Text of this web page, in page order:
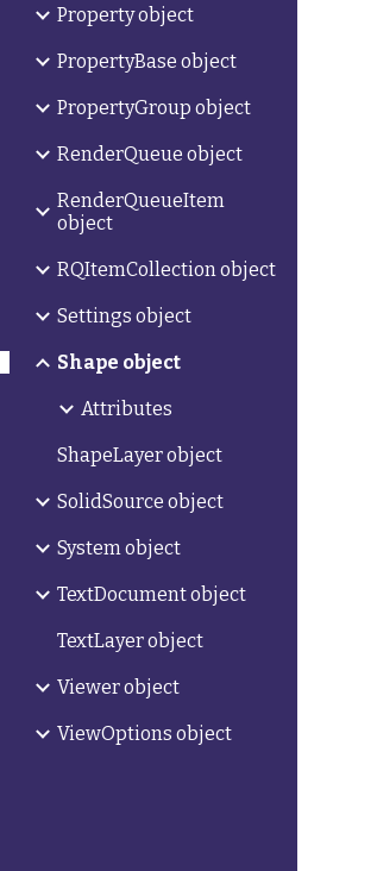
Property object
PropertyBase object
PropertyGroup object
RenderQueue object
RenderQueueItem
object
RQItemCollection object
Settings object
Shape object
Attributes
ShapeLayer object
SolidSource object
System object
TextDocument object
TextLayer object
Viewer object
ViewOptions object